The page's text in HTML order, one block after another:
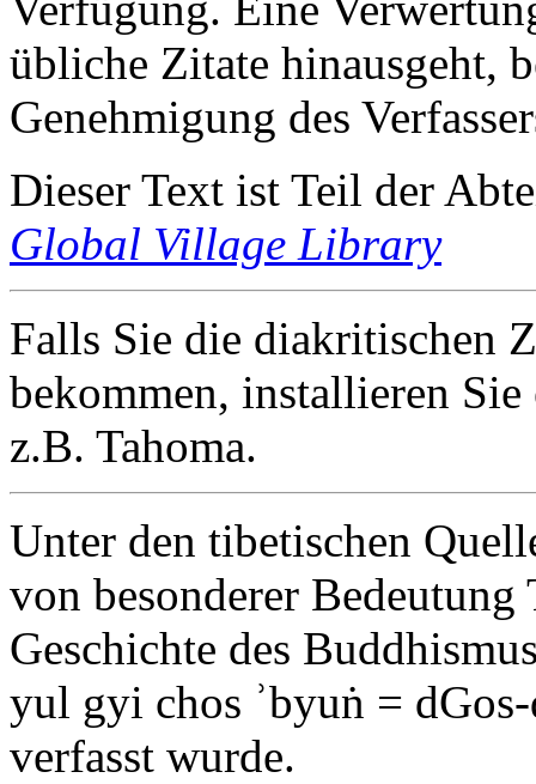
übliche Zitate hinausgeht,
Genehmigung des
Dieser Text ist Teil der
Global Village Library
Falls Sie die diakritischen
bekommen, installieren
z.B. Tahoma.
Unter den tibetischen
von besonderer
Geschichte des
yul gyi chos ʾbyuṅ =
verfasst wurde.